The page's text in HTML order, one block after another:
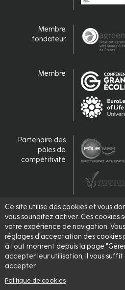
Ce site utilise des cookies et vous
vous souhaitez activer. Ces cookies
votre expérience de navigation.
réglages d'acceptation des cookies
à tout moment depuis la page
accepter leur utilisation, il vous suffit
accepter.
Politique de cookies
Membre
fondateur
Membre
Partenaire des
pôles de
compétitivité
Accrédité,
labellisé